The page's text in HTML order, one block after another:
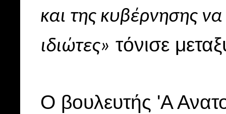
και της κυβέρνησης
ιδιώτες» τόνισε
Ο βουλευτής 'Α